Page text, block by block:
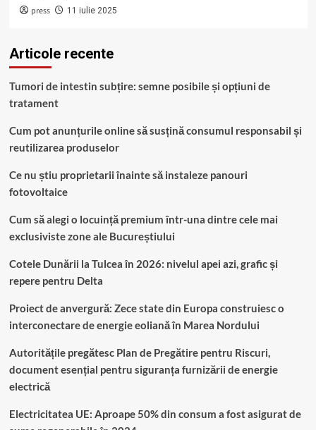
press 11 iulie 2025
Articole recente
Tumori de intestin subțire: semne posibile și opțiuni de
tratament
Cum pot anunțurile online să susțină consumul responsabil și
reutilizarea produselor
Ce nu știu proprietarii înainte să instaleze panouri
fotovoltaice
Cum să alegi o locuință premium într-una dintre cele mai
exclusiviste zone ale Bucureștiului
Cotele Dunării la Tulcea în 2026: nivelul apei azi, grafic și
repere pentru Delta
Proiect de anvergură: Zece state din Europa construiesc o
interconectare de energie eoliană în Marea Nordului
Autoritățile pregătesc Plan de Pregătire pentru Riscuri,
document esențial pentru siguranța furnizării de energie
electrică
Electricitatea UE: Aproape 50% din consum a fost asigurat de